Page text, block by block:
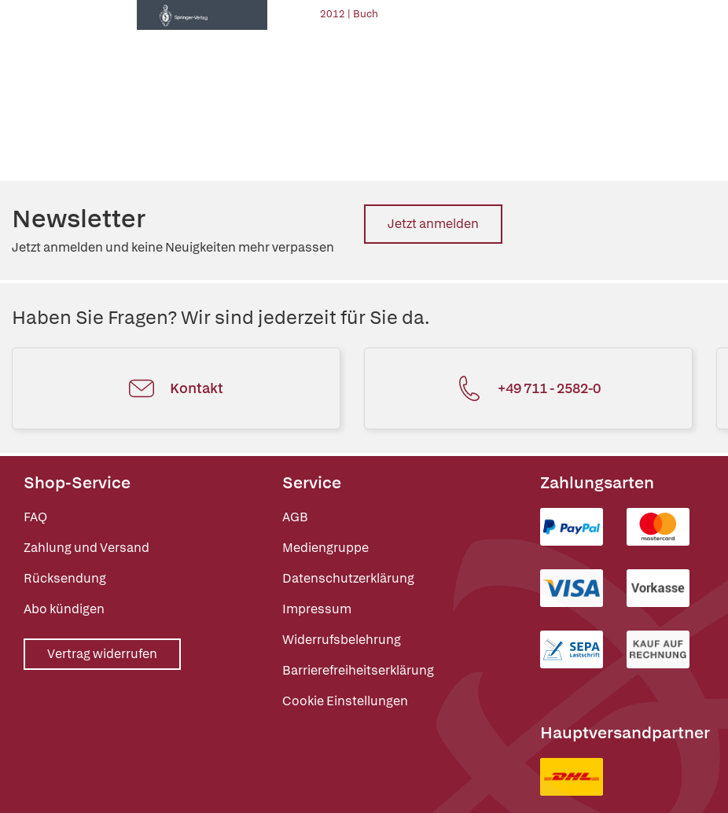
2012 | Buch
Newsletter
Jetzt anmelden und keine Neuigkeiten mehr verpassen
Jetzt anmelden
Haben Sie Fragen? Wir sind jederzeit für Sie da.
Kontakt +49 711 - 2582-0
Shop-Service
FAQ
Zahlung und Versand
Rücksendung
Abo kündigen
Vertrag widerrufen
Service
AGB
Mediengruppe
Datenschutzerklärung
Impressum
Widerrufsbelehrung
Barrierefreiheitserklärung
Cookie Einstellungen
Zahlungsarten
Hauptversandpartner